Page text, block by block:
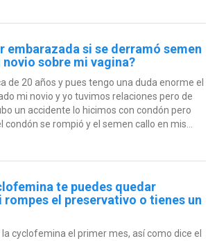
embarazada si se derramó semen
novio sobre mi vagina?
de 20 años y pues tengo una duda enorme el
mi novio y yo tuvimos relaciones pero de
un accidente lo hicimos con condón pero
se rompió y el semen callo en mis...
te puedes quedar
rompes el preservativo o tienes un
cyclofemina el primer mes, así como dice el